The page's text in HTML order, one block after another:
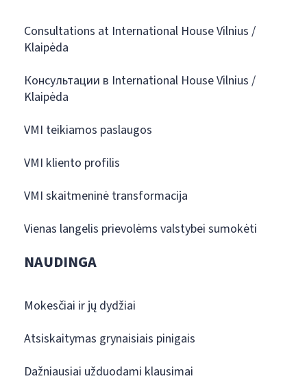
Consultations at International House Vilnius /
Klaipėda
Консультации в International House Vilnius /
Klaipėda
VMI teikiamos paslaugos
VMI kliento profilis
VMI skaitmeninė transformacija
Vienas langelis prievolėms valstybei sumokėti
NAUDINGA
Mokesčiai ir jų dydžiai
Atsiskaitymas grynaisiais pinigais
Dažniausiai užduodami klausimai